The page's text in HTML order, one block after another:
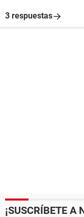
3 respuestas
¡SUSCRÍBETE A